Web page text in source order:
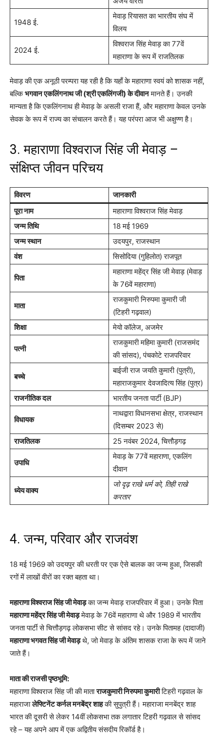
1948 ई.
मेवाड़ रियासत का भारतीय संघ में
विलय
2024 ई.
विश्वराज सिंह मेवाड़ का 77वें
महाराणा के रूप में राजतिलक
मेवाड़ की एक अनूठी परम्परा यह रही है कि यहाँ के महाराणा स्वयं को शासक नहीं,
बल्किभगवान एकलिंगनाथ जी (श्री एकलिंगजी) के दीवानमानते हैं। उनकी
मान्यता है कि एकलिंगनाथ ही मेवाड़ के असली राजा हैं, और महाराणा केवल उनके
सेवक के रूप में राज्य का संचालन करते हैं। यह परंपरा आज भी अक्षुण्ण है।
3. महाराणा विश्वराज सिंह जी मेवाड़ –
संक्षिप्त जीवन परिचय
विवरण
जानकारी
पूरा नाम
महाराणा विश्वराज सिंह मेवाड़
जन्म तिथि
18 मई 1969
जन्म स्थान
उदयपुर, राजस्थान
वंश
सिसोदिया (गुहिलोत) राजपूत
पिता
महाराणा महेंद्र सिंह जी मेवाड़ (मेवाड़
के 76वें महाराणा)
माता
राजकुमारी निरुपमा कुमारी जी
(टिहरी गढ़वाल)
शिक्षा
मेयो कॉलेज, अजमेर
पत्नी
राजकुमारी महिमा कुमारी (राजसमंद
की सांसद), पंचकोटे राजपरिवार
बच्चे
बाईजी राज जयति कुमारी (पुत्री),
महाराजकुमार देवजादित्य सिंह (पुत्र)
राजनीतिक दल
भारतीय जनता पार्टी (BJP)
विधायक
नाथद्वारा विधानसभा क्षेत्र, राजस्थान
(दिसम्बर 2023 से)
राजतिलक
25 नवंबर 2024, चित्तौड़गढ़
उपाधि
मेवाड़ के 77वें महाराणा, एकलिंग
दीवान
ध्येय वाक्य
जो दृढ़ राखे धर्म को, तिही राखे
करतार
4. जन्म, परिवार और राजवंश
18 मई 1969 को उदयपुर की धरती पर एक ऐसे बालक का जन्म हुआ, जिसकी
रगों में लाखों वीरों का रक्त बहता था।
महाराणा विश्वराज सिंह जी मेवाड़का जन्म मेवाड़ राजपरिवार में हुआ। उनके पिता
महाराणा महेंद्र सिंह जी मेवाड़मेवाड़ के 76वें महाराणा थे और 1989 में भारतीय
जनता पार्टी से चित्तौड़गढ़ लोकसभा सीट से सांसद रहे। उनके पितामह (दादाजी)
महाराणा भगवत सिंह जी मेवाड़थे, जो मेवाड़ के अंतिम शासक राजा के रूप में जाने
जाते हैं।
माता की राजसी पृष्ठभूमि:
महाराणा विश्वराज सिंह जी की माताराजकुमारी निरुपमा कुमारीटिहरी गढ़वाल के
महाराजालेफ्टिनेंट कर्नल मनबेंद्र शाहकी सुपुत्री हैं। महाराजा मनबेंद्र शाह
भारत की दूसरी से लेकर 14वीं लोकसभा तक लगातार टिहरी गढ़वाल से सांसद
रहे – यह अपने आप में एक अद्वितीय संसदीय रिकॉर्ड है।